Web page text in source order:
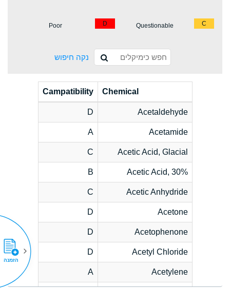
C
Questionable
D
Poor
נקה חיפוש
Chemical
Campatibility
Acetaldehyde
D
Acetamide
A
Acetic Acid, Glacial
C
Acetic Acid, 30%
B
Acetic Anhydride
C
Acetone
D
Acetophenone
D
Acetyl Chloride
D
Acetylene
A
הזמנה